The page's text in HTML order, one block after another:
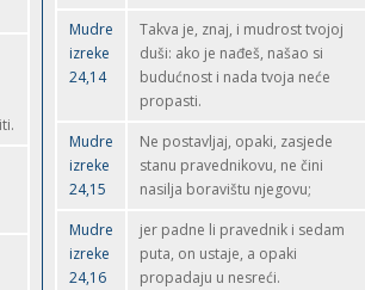
Mudre
izreke
24,14
Takva je, znaj, i mudrost tvojoj
duši: ako je nađeš, našao si
budućnost i nada tvoja neće
propasti.
Mudre
izreke
24,15
Ne postavljaj, opaki, zasjede
stanu pravednikovu, ne čini
nasilja boravištu njegovu;
Mudre
izreke
24,16
jer padne li pravednik i sedam
puta, on ustaje, a opaki
propadaju u nesreći.